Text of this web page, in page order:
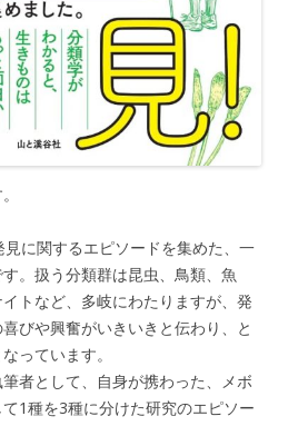
に関するエピソードを集めた、一
。扱う分類群は昆虫、鳥類、魚
トなど、多岐にわたりますが、発
びや興奮がいきいきと伝わり、と
っています。
者として、自身が携わった、メボ
1種を3種に分けた研究のエピソー